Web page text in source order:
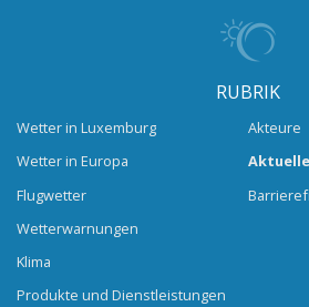
RUBRIK
Wetter in Luxemburg
Wetter in Europa
Flugwetter
Wetterwarnungen
Klima
Produkte und Dienstleistungen
Akteure